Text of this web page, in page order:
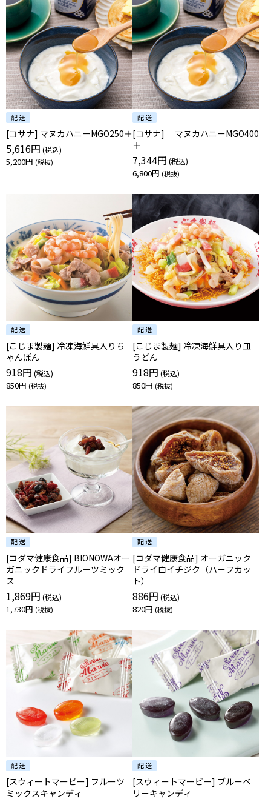
[コサナ] マヌカハニーMGO250＋
5,616円
5,200円
[コサナ] マヌカハニーMGO400
＋
7,344円
6,800円
[こじま製麺] 冷凍海鮮具入りち
ゃんぽん
918円
850円
[こじま製麺] 冷凍海鮮具入り皿
うどん
918円
850円
[コダマ健康食品] BIONOWAオー
ガニックドライフルーツミック
ス
1,869円
1,730円
[コダマ健康食品] オーガニック
ドライ白イチジク（ハーフカッ
ト）
886円
820円
[スウィートマービー] フルーツ
ミックスキャンディ
[スウィートマービー] ブルーベ
リーキャンディ